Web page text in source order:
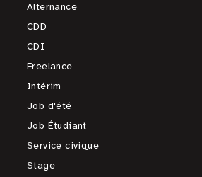
Alternance
CDD
CDI
Freelance
Intérim
Job d'été
Job Étudiant
Service civique
Stage